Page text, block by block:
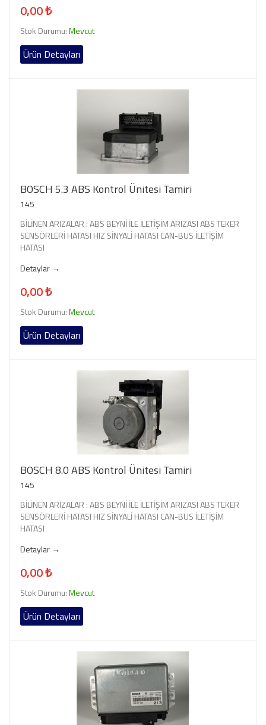
0,00 ₺
Stok Durumu:Mevcut
Ürün Detayları
BOSCH 5.3 ABS Kontrol Ünitesi Tamiri
145
BİLİNEN ARIZALAR : ABS BEYNİ İLE İLETİŞİM ARIZASI ABS TEKER
SENSÖRLERİ HATASI HIZ SİNYALİ HATASI CAN-BUS İLETİŞİM
HATASI
Detaylar →
0,00 ₺
Stok Durumu:Mevcut
Ürün Detayları
BOSCH 8.0 ABS Kontrol Ünitesi Tamiri
145
BİLİNEN ARIZALAR : ABS BEYNİ İLE İLETİŞİM ARIZASI ABS TEKER
SENSÖRLERİ HATASI HIZ SİNYALİ HATASI CAN-BUS İLETİŞİM
HATASI
Detaylar →
0,00 ₺
Stok Durumu:Mevcut
Ürün Detayları